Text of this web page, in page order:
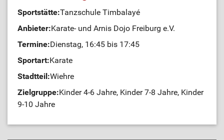
Sportstätte:Tanzschule Timbalayé
Anbieter:Karate- und Arnis Dojo Freiburg e.V.
Termine:Dienstag, 16:45 bis 17:45
Sportart:Karate
Stadtteil:Wiehre
Zielgruppe:Kinder 4-6 Jahre, Kinder 7-8 Jahre, Kinder
9-10 Jahre